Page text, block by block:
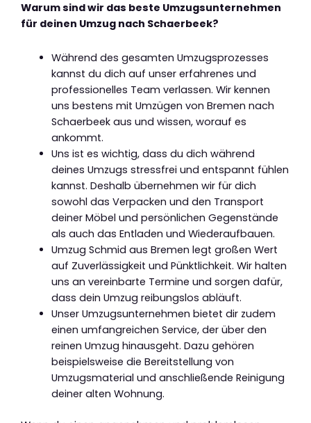
Warum sind wir das beste Umzugsunternehmen
für deinen Umzug nach Schaerbeek?
Während des gesamten Umzugsprozesses
kannst du dich auf unser erfahrenes und
professionelles Team verlassen. Wir kennen
uns bestens mit Umzügen von Bremen nach
Schaerbeek aus und wissen, worauf es
ankommt.
Uns ist es wichtig, dass du dich während
deines Umzugs stressfrei und entspannt fühlen
kannst. Deshalb übernehmen wir für dich
sowohl das Verpacken und den Transport
deiner Möbel und persönlichen Gegenstände
als auch das Entladen und Wiederaufbauen.
Umzug Schmid aus Bremen legt großen Wert
auf Zuverlässigkeit und Pünktlichkeit. Wir halten
uns an vereinbarte Termine und sorgen dafür,
dass dein Umzug reibungslos abläuft.
Unser Umzugsunternehmen bietet dir zudem
einen umfangreichen Service, der über den
reinen Umzug hinausgeht. Dazu gehören
beispielsweise die Bereitstellung von
Umzugsmaterial und anschließende Reinigung
deiner alten Wohnung.